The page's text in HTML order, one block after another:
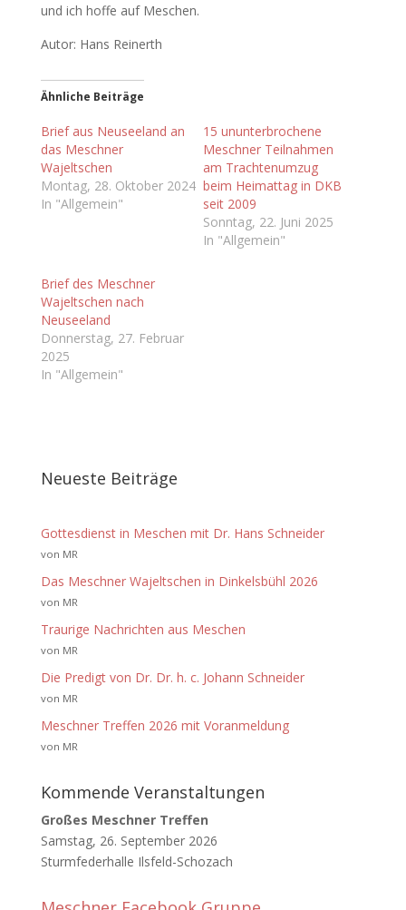
und ich hoffe auf Meschen.
Autor: Hans Reinerth
Ähnliche Beiträge
Brief aus Neuseeland an
das Meschner
Wajeltschen
Montag, 28. Oktober 2024
In "Allgemein"
15 ununterbrochene
Meschner Teilnahmen
am Trachtenumzug
beim Heimattag in DKB
seit 2009
Sonntag, 22. Juni 2025
In "Allgemein"
Brief des Meschner
Wajeltschen nach
Neuseeland
Donnerstag, 27. Februar
2025
In "Allgemein"
Neueste Beiträge
Gottesdienst in Meschen mit Dr. Hans Schneider
von MR
Das Meschner Wajeltschen in Dinkelsbühl 2026
von MR
Traurige Nachrichten aus Meschen
von MR
Die Predigt von Dr. Dr. h. c. Johann Schneider
von MR
Meschner Treffen 2026 mit Voranmeldung
von MR
Kommende Veranstaltungen
Großes Meschner Treffen
Samstag, 26. September 2026
Sturmfederhalle Ilsfeld-Schozach